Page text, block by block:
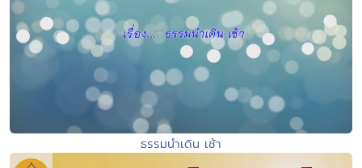
ธรรมนำเดิน เช้า